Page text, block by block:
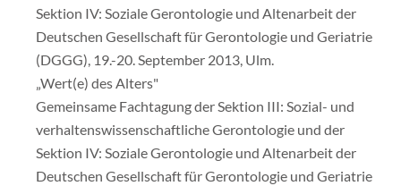
Sektion IV: Soziale Gerontologie und Altenarbeit der
Deutschen Gesellschaft für Gerontologie und Geriatrie
(DGGG), 19.-20. September 2013, Ulm.
„Wert(e) des Alters"
Gemeinsame Fachtagung der Sektion III: Sozial- und
verhaltenswissenschaftliche Gerontologie und der
Sektion IV: Soziale Gerontologie und Altenarbeit der
Deutschen Gesellschaft für Gerontologie und Geriatrie